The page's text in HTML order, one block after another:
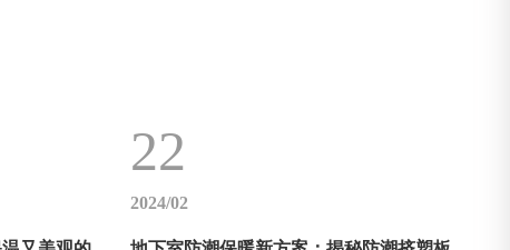
22
2024/02